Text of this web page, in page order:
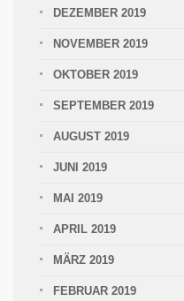
DEZEMBER 2019
NOVEMBER 2019
OKTOBER 2019
SEPTEMBER 2019
AUGUST 2019
JUNI 2019
MAI 2019
APRIL 2019
MÄRZ 2019
FEBRUAR 2019